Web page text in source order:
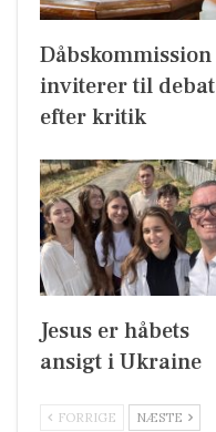
Dåbskommission
inviterer til debat
efter kritik
Jesus er håbets
ansigt i Ukraine
FORRIGE NÆSTE